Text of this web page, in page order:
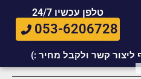
טלפן עכשיו 24/7
053-6206728
קשר ולקבל מחיר :)